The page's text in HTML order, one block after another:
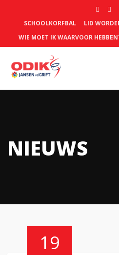
SCHOOLKORFBAL LID
WIE MOET IK WAARVOOR
NIEUWS
19